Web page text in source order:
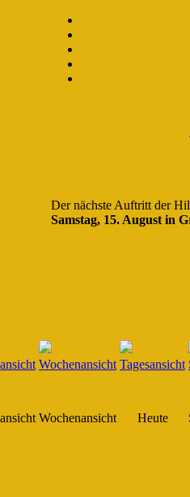
Der nächste Auftritt der
Samstag, 15. August in
Wochenansicht Heute